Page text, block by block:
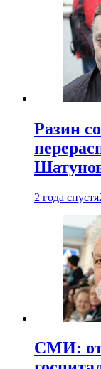
Разин
2 года спустя
СМИ: